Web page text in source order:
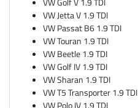
VW Jetta V 1.9 TDI
VW Passat B6 1.9 TDI
VW Touran 1.9 TDI
VW Beetle 1.9 TDI
VW Golf IV 1.9 TDI
VW Sharan 1.9 TDI
VW T5 Transporter 1.9 TDI
VW Polo IV 1.9 TDI